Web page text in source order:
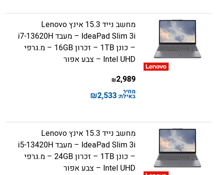
מחשב נייד 15.3 אינץ Lenovo
IdeaPad Slim 3i – מעבד i7-13620H
– כונן 1TB – זכרון 16GB – מ.גרפי
Intel UHD – צבע אפור
2,989
₪
מחיר
באילת:2,533
₪
מחשב נייד 15.3 אינץ Lenovo
IdeaPad Slim 3i – מעבד i5-13420H
– כונן 1TB – זכרון 24GB – מ.גרפי
Intel UHD – צבע אפור